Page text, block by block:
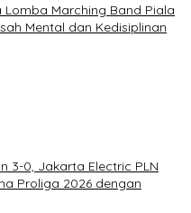
Lomba Marching Band Piala
Mental dan Kedisiplinan
3-0, Jakarta Electric PLN
Proliga 2026 dengan